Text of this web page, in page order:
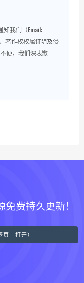
知我们（Email:
著作权权属证明及侵
便，我们深表歉
费持久更新！
中打开）